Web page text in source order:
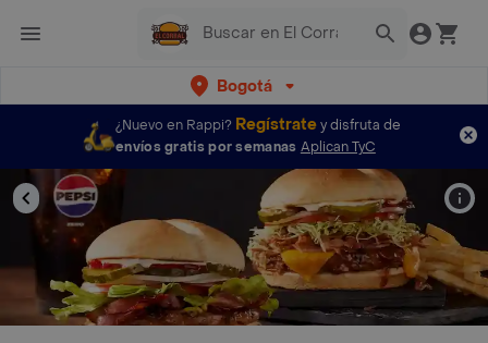
Bogotá
¿Nuevo en Rappi? Regístratey disfruta de
envíos gratis por semanas Aplican TyC